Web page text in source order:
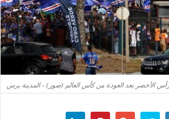
الأخضر بعد العودة من كأس العالم (صور) - المدينة برس